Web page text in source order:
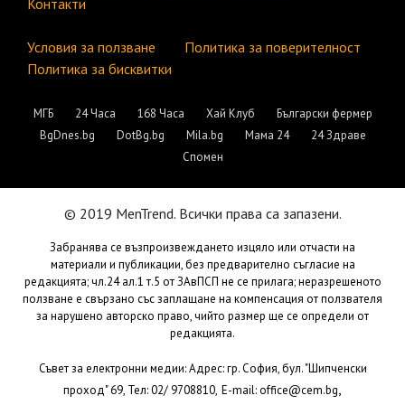
Контакти
Условия за ползване
Политика за поверителност
Политика за бисквитки
МГБ 24 Часа 168 Часа Хай Клуб
Български фермер
BgDnes.bg
DotBg.bg Mila.bg Мама 24
24 Здраве
Спомен
© 2019 MenTrend. Всички права са запазени.
Забранява се възпроизвеждането изцяло или отчасти на
материали и публикации, без предварително съгласие на
редакцията; чл.24 ал.1 т.5 от ЗАвПСП не се прилага; неразрешеното
ползване е свързано със заплащане на компенсация от ползвателя
за нарушено авторско право, чийто размер ще се определи от
редакцията.
Съвет за електронни медии: Адрес: гр. София, бул. "Шипченски
проход" 69, Тел: 02/ 9708810, E-mail:office@cem.bg,